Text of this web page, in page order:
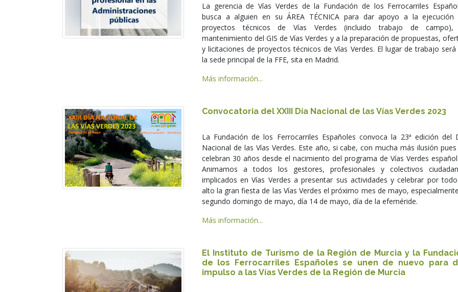
La gerencia de Vías Verdes de la Fundación de los Ferrocarriles
busca a alguien en su ÁREA TÉCNICA para dar apoyo a la ejecución
proyectos técnicos de Vías Verdes (incluido trabajo de
mantenimiento del GIS de Vías Verdes y a la preparación de propuestas,
y licitaciones de proyectos técnicos de Vías Verdes. El lugar de trabajo será
la sede principal de la FFE, sita en Madrid.
Más información...
Convocatoria del XXIII Día Nacional de las Vías Verdes 2023
La Fundación de los Ferrocarriles Españoles convoca la 23ª edición del
Nacional de las Vías Verdes. Este año, si cabe, con mucha más ilusión pues
celebran 30 años desde el nacimiento del programa de Vías Verdes
Animamos a todos los gestores, profesionales y colectivos
implicados en Vías Verdes a presentar sus actividades y celebrar por
alto la gran fiesta de las Vías Verdes el próximo mes de mayo,
segundo domingo de mayo, día 14 de mayo, día de la efeméride.
Más información...
El Instituto de Turismo de la Región de Murcia y la
de los Ferrocarriles Españoles se unen de nuevo para
impulso a las Vías Verdes de la Región de Murcia